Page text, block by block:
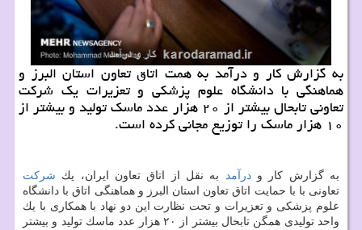
به گزارش كار و درآمد به همت اتاق تعاون استان البرز و
هماهنگی با دانشگاه علوم پزشكی و تعزیرات یك شركت
تعاونی تابحال بیشتر از ۲۰ هزار عدد ماسك تولید و بیشتر از
۱۰ هزار ماسك را توزیع مجانی كرده است.
به گزارش كار ودرآمد به نقل از اتاق تعاون ایران، یك شركت
تعاونی با با حمایت اتاق تعاون استان البرز و هماهنگی اتاق با دانشگاه
علوم پزشكی و تعزیرات و تحت نظارت این دو نهاد با همكاری با یك
واحد تولیدی همگن تابحال بیشتر از ۲۰ هزار عدد ماسك تولید و بیشتر